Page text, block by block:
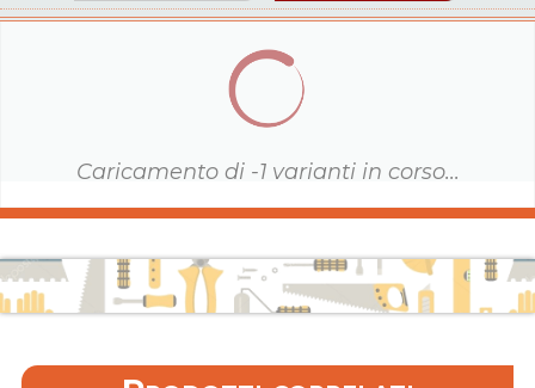
Caricamento di -1varianti in corso...